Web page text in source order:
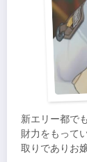
新エリー都で
財力をもって
取りでありお嬢